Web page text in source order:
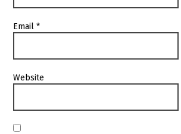
Email*
Website